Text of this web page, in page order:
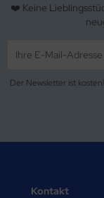
❤️ Keine
Der Newsletter ist
Kontakt